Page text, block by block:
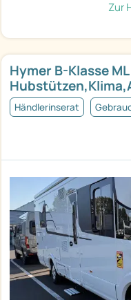
Zur
Hymer B-Klasse
Händlerinserat